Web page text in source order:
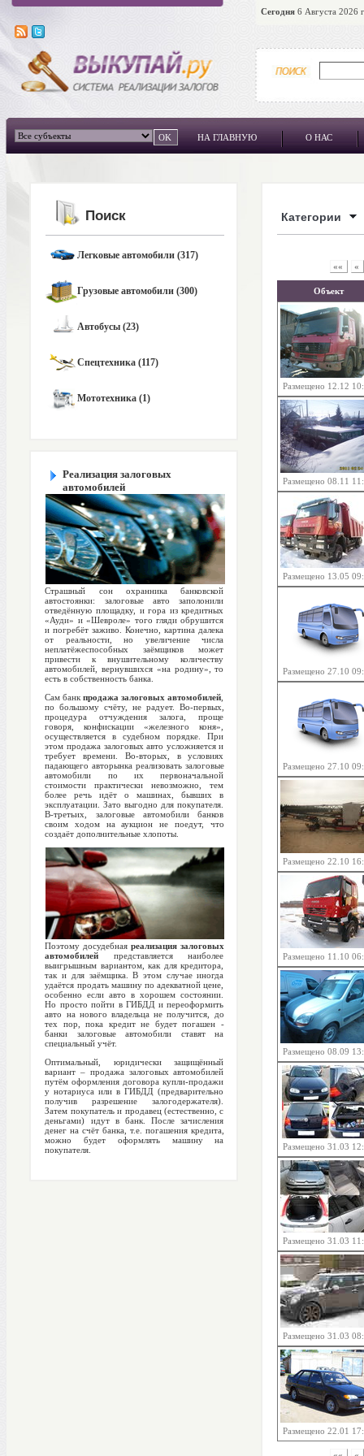
Сегодня 6 Августа 2026
НА ГЛАВНУЮ О НАС
Поиск
Легковые автомобили (317)
Грузовые автомобили (300)
Автобусы (23)
Спецтехника (117)
Мототехника (1)
Реализация залоговых
автомобилей
Страшный сон охранника банковской
автостоянки: залоговые авто заполонили
отведённую площадку, и гора из кредитных
«Ауди» и «Шевроле» того гляди обрушится
и погребёт заживо. Конечно, картина далека
от реальности, но увеличение числа
неплатёжеспособных заёмщиков может
привести к внушительному количеству
автомобилей, вернувшихся «на родину», то
есть в собственность банка.
Сам банкпродажа залоговых автомобилей
по большому счёту, не радует. Во-первых,
процедура отчуждения залога, проще
говоря, конфискации «железного коня»,
осуществляется в судебном порядке. При
этом продажа залоговых авто усложняется и
требует времени. Во-вторых, в условиях
падающего авторынка реализовать залоговые
автомобили по их первоначальной
стоимости практически невозможно, тем
более речь идёт о машинах, бывших в
эксплуатации. Зато выгодно для покупателя.
В-третьих, залоговые автомобили банков
своим ходом на аукцион не поедут, что
создаёт дополнительные хлопоты.
Поэтому досудебная реализация залоговых
автомобилей представляется наиболее
выигрышным вариантом, как для кредитора,
так и для заёмщика. В этом случае иногда
удаётся продать машину по адекватной цене,
особенно если авто в хорошем состоянии.
Но просто пойти в ГИБДД и переоформить
авто на нового владельца не получится, до
тех пор, пока кредит не будет погашен -
банки залоговые автомобили ставят на
специальный учёт.
Оптимальный, юридически защищённый
вариант – продажа залоговых автомобилей
путём оформления договора купли-продажи
у нотариуса или в ГИБДД (предварительно
получив разрешение залогодержателя).
Затем покупатель и продавец (естественно, с
деньгами) идут в банк. После зачисления
денег на счёт банка, т.е. погашения кредита,
можно будет оформлять машину на
покупателя.
Категории
«« «
Объект
Размещено 12.12
Размещено 08.11
Размещено 13.05
Размещено 27.10
Размещено 27.10
Размещено 22.10
Размещено 11.10
Размещено 08.09
Размещено 31.03
Размещено 31.03
Размещено 31.03
Размещено 22.01